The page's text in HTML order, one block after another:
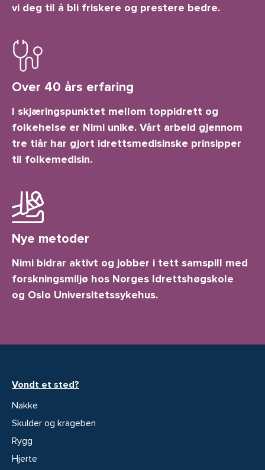
vi deg til å bli friskere og prestere bedre.
Over 40 års erfaring
I skjæringspunktet mellom toppidrett og
folkehelse er Nimi unike. Vårt arbeid gjennom
tre tiår har gjort idrettsmedisinske prinsipper
til folkemedisin.
Nye metoder
Nimi bidrar aktivt og jobber i tett samspill med
forskningsmiljø hos Norges Idrettshøgskole
og Oslo Universitetssykehus.
Vondt et sted?
Nakke
Skulder og krageben
Rygg
Hjerte